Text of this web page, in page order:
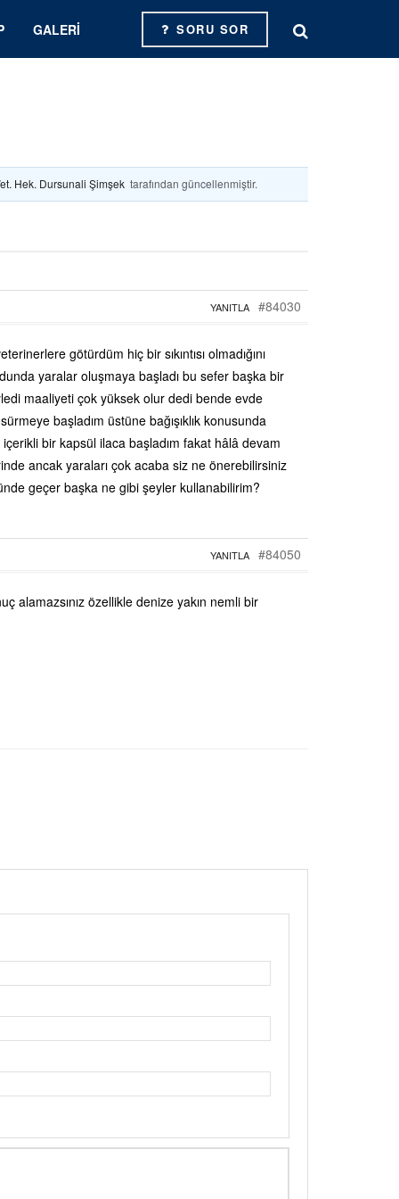
GALERI SORU SOR
Hek. Dursunali Şimşek tarafından güncellenmiştir.
#84030
YANITLA
götürdüm hiç bir sıkıntısı olmadığını
yaralar oluşmaya başladı bu sefer başka bir
maaliyeti çok yüksek olur dedi bende evde
başladım üstüne bağışıklık konusunda
bir kapsül ilaca başladım fakat hâlâ devam
ancak yaraları çok acaba siz ne önerebilirsiniz
geçer başka ne gibi şeyler kullanabilirim?
#84050
YANITLA
alamazsınız özellikle denize yakın nemli bir